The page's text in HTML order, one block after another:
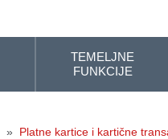
TEMELJNE
FUNKCIJE
» Platne kartice i kartične